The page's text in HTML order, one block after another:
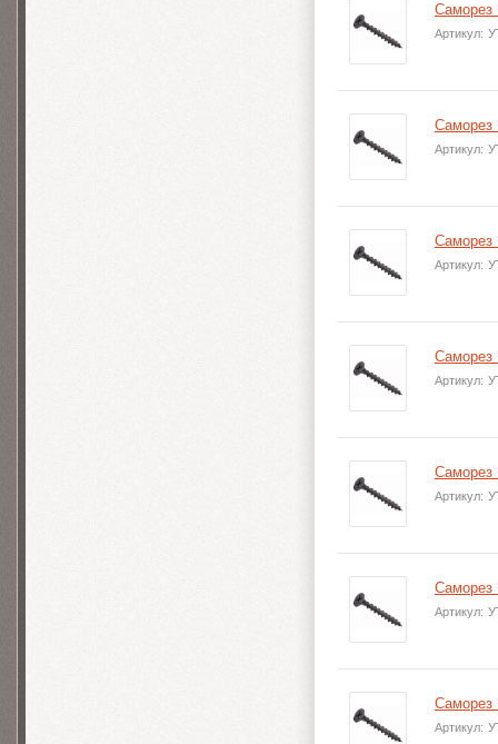
Саморез
Артикул:
Саморез
Артикул:
Саморез
Артикул:
Саморез
Артикул:
Саморез
Артикул:
Саморез
Артикул:
Саморез
Артикул: